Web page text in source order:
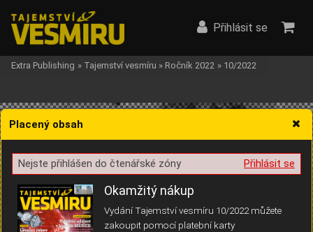
Žádost o souhlas s ukládáním volitelných informací
Přihlásit se
Extra Publishing » Tajemství vesmíru » Ročník 2022 » 10/2022
Placený obsah
Přihlásit se
Nejste přihlášen do čtenářské zóny
Okamžitý nákup
Vydání Tajemství vesmíru 10/2022 můžete
zakoupit pomocí platební karty